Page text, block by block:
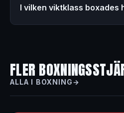
I vilken viktklass boxades
FLER
ALLA I BOXNING